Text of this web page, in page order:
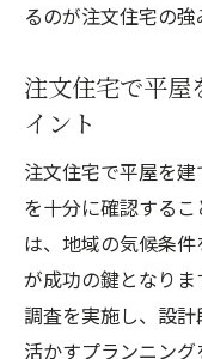
るのが注文住宅の強
注文住宅で平屋
イント
注文住宅で平屋を
を十分に確認する
は、地域の気候条
が成功の鍵となり
調査を実施し、設
活かすプランニン